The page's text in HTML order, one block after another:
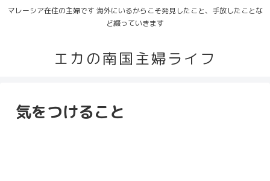
マレーシア在住の主婦です 海外にいるからこそ発見したこと、手放したことな
ど綴っていきます
エカの南国主婦ライフ
気をつけること